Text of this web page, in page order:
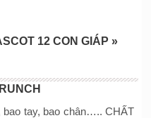
bao tay, bao chân….. CHẤT
12 CON GIÁP »